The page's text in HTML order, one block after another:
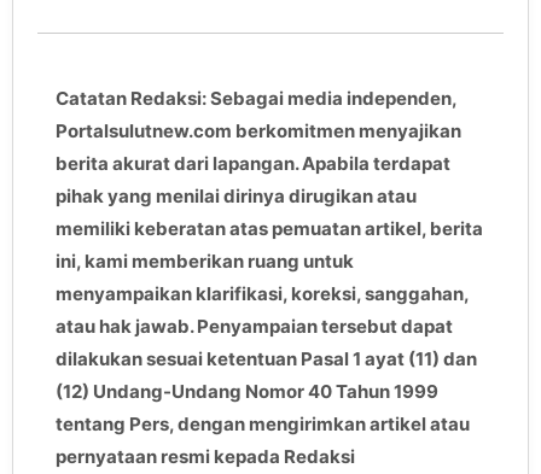
Catatan Redaksi: Sebagai media independen,
Portalsulutnew.com berkomitmen menyajikan
berita akurat dari lapangan. Apabila terdapat
pihak yang menilai dirinya dirugikan atau
memiliki keberatan atas pemuatan artikel, berita
ini, kami memberikan ruang untuk
menyampaikan klarifikasi, koreksi, sanggahan,
atau hak jawab. Penyampaian tersebut dapat
dilakukan sesuai ketentuan Pasal 1 ayat (11) dan
(12) Undang-Undang Nomor 40 Tahun 1999
tentang Pers, dengan mengirimkan artikel atau
pernyataan resmi kepada Redaksi